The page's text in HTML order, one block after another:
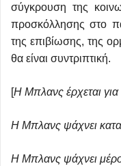
σύγκρουση της
προσκόλλησης στο
της επιβίωσης, της
θα είναι συντριπτική.
[Η Μπλανς έρχεται για
Η Μπλανς ψάχνει
Η Μπλανς ψάχνει